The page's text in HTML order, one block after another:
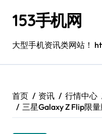
153手机网
大型手机资讯类网站！
首页 资讯 行情中心
三星Galaxy Z Flip限